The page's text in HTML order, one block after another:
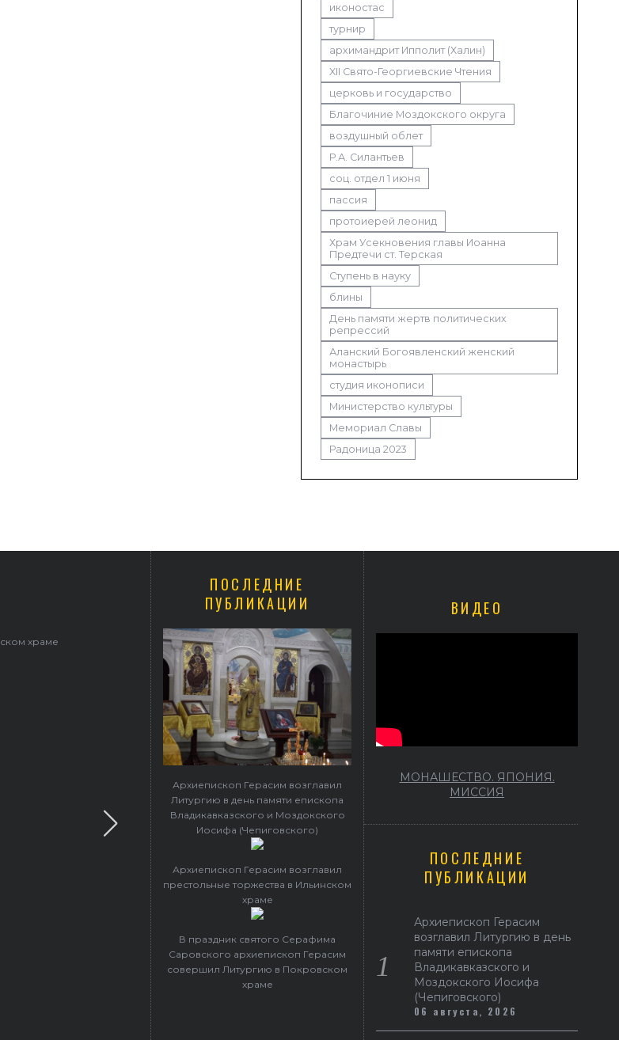
иконостас
турнир
архимандрит Ипполит (Халин)
XII Свято-Георгиевские Чтения
церковь и государство
Благочиние Моздокского округа
воздушный облет
Р.А. Силантьев
соц. отдел 1 июня
пассия
протоиерей леонид
Храм Усекновения главы Иоанна
Предтечи ст. Терская
Ступень в науку
блины
День памяти жертв политических
репрессий
Аланский Богоявленский женский
монастырь
студия иконописи
Министерство культуры
Мемориал Славы
Радоница 2023
В праздник святого Серафима Саровского архиепископ Герасим совершил Литургию в Покровском
храме
ПОСЛЕДНИЕ
ПУБЛИКАЦИИ
Архиепископ Герасим возглавил
Литургию в день памяти епископа
Владикавказского и Моздокского
Иосифа (Чепиговского)
Архиепископ Герасим возглавил
престольные торжества в Ильинском
храме
В праздник святого Серафима
Саровского архиепископ Герасим
совершил Литургию в Покровском
храме
ВИДЕО
МОНАШЕСТВО. ЯПОНИЯ.
МИССИЯ
ПОСЛЕДНИЕ
ПУБЛИКАЦИИ
Архиепископ Герасим
возглавил Литургию в день
памяти епископа
Владикавказского и
Моздокского Иосифа
(Чепиговского)
06 августа, 2026